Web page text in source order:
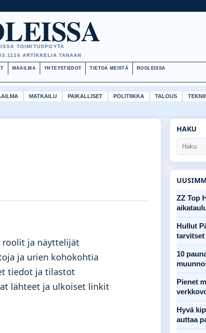
TOIMITUSPOYTA
16 ARTIKKELIA TANAAN
MAAILMA YHTEYSTIEDOT TIETOA MEISTÄ ROOLEISSA
MATKAILU PAIKALLISET POLITIIKKA TALOUS
roolit ja näyttelijät
ja urien kohokohtia
tiedot ja tilastot
lähteet ja ulkoiset linkit
HAKU
ZZ Top
Hullut
tarvitset
10
Pienet
Hyvä
auttaa